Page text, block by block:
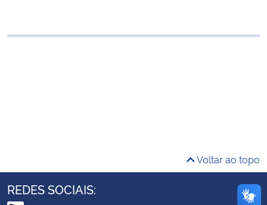
Ministério do Desenvolvimento Regional
Voltar ao topo
REDES SOCIAIS: